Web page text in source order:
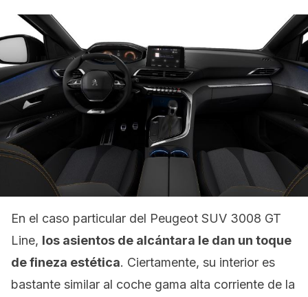
En el caso particular del Peugeot SUV 3008 GT
Line, los asientos de alcántara le dan un toque
de fineza estética. Ciertamente, su interior es
bastante similar al coche gama alta corriente de la